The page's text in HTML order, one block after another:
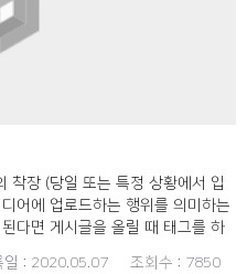
착장 (당일 또는 특정 상황에서 입
어에 업로드하는 행위를 의미하는
다면 게시글을 올릴 때 태그를 하
일 : 2020.05.07 조회수 : 7850